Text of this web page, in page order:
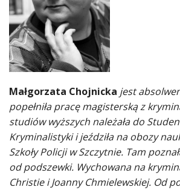
Małgorzata Chojnicka jest
popełniła pracę magisterską z
studiów wyższych należała do
Kryminalistyki i jeździła na obozy
Szkoły Policji w Szczytnie. Tam
od podszewki. Wychowana na
Christie i Joanny Chmielewskiej. Od